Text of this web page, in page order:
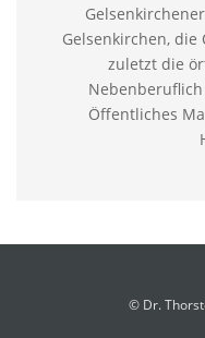
Gelsenkirchen, die
zuletzt die
Öffentliches
© Dr.